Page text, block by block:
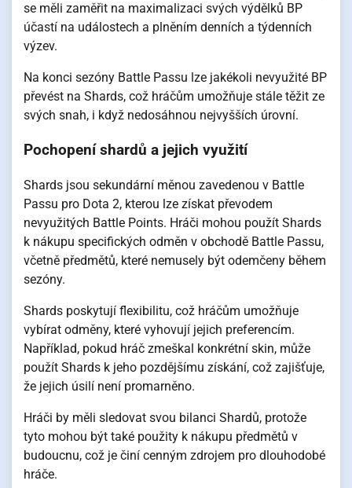
se měli zaměřit na maximalizaci svých výdělků BP
účastí na událostech a plněním denních a týdenních
výzev.
Na konci sezóny Battle Passu lze jakékoli nevyužité BP
převést na Shards, což hráčům umožňuje stále těžit ze
svých snah, i když nedosáhnou nejvyšších úrovní.
Pochopení shardů a jejich využití
Shards jsou sekundární měnou zavedenou v Battle
Passu pro Dota 2, kterou lze získat převodem
nevyužitých Battle Points. Hráči mohou použít Shards
k nákupu specifických odměn v obchodě Battle Passu,
včetně předmětů, které nemusely být odemčeny během
sezóny.
Shards poskytují flexibilitu, což hráčům umožňuje
vybírat odměny, které vyhovují jejich preferencím.
Například, pokud hráč zmeškal konkrétní skin, může
použít Shards k jeho pozdějšímu získání, což zajišťuje,
že jejich úsilí není promarněno.
Hráči by měli sledovat svou bilanci Shardů, protože
tyto mohou být také použity k nákupu předmětů v
budoucnu, což je činí cenným zdrojem pro dlouhodobé
hráče.